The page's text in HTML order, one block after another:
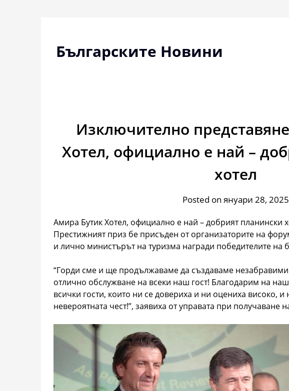
Българските Новини
Изключително
Хотел, официално е най –
хотел
Posted on януари 28, 2025
Амира Бутик Хотел, официално е най – добрият планински
Престижният приз бе присъден от организаторите на
и лично министърът на туризма награди победителите на
“Горди сме и ще продължаваме да създаваме
отлично обслужване на всеки наш гост! Благодарим на
всички гости, които ни се довериха и ни оцениха високо,
невероятната чест!”, заявиха от управата при получаване